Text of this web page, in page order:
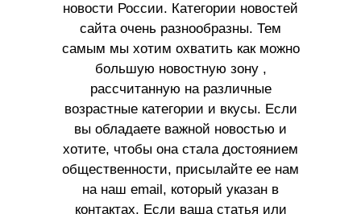
новости России. Категории новостей
сайта очень разнообразны. Тем
самым мы хотим охватить как можно
большую новостную зону ,
рассчитанную на различные
возрастные категории и вкусы. Если
вы обладаете важной новостью и
хотите, чтобы она стала достоянием
общественности, присылайте ее нам
на наш email, который указан в
контактах. Если ваша статья или